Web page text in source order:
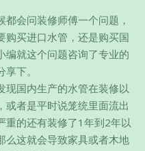
会问装修师傅一个问题，
购买进口水管，还是购买国
编就这个问题咨询了专业的
下。
现国内生产的水管在装修以
或者是平时说笼统里面流出
重的还有装修了1年到2年以
么这就会导致家具或者木地